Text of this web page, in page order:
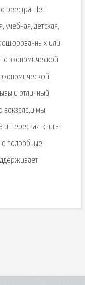
реестра. Нет
учебная, детская,
или
экономической
и отличный
вокзала,и мы
книга-
подробные